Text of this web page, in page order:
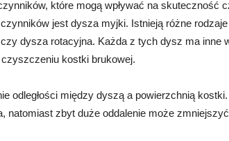
które mogą wpływać na skuteczność
jest dysza myjki. Istnieją różne
dysza rotacyjna. Każda z tych dysz ma inne
kostki brukowej.
odległości między dyszą a powierzchnią
natomiast zbyt duże oddalenie może